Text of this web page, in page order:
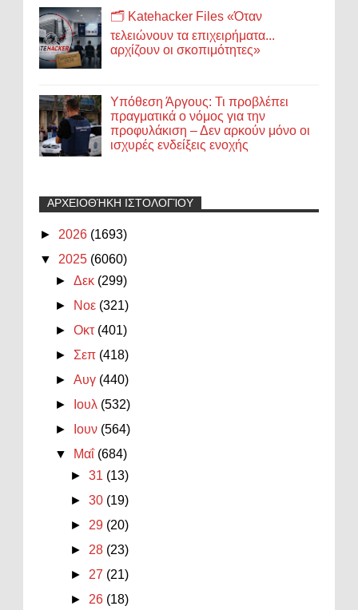
🗂️ Katehacker Files «Όταν
τελειώνουν τα επιχειρήματα...
αρχίζουν οι σκοπιμότητες»
Υπόθεση Άργους: Τι προβλέπει
πραγματικά ο νόμος για την
προφυλάκιση – Δεν αρκούν μόνο οι
ισχυρές ενδείξεις ενοχής
ΑΡΧΕΙΟΘΉΚΗ ΙΣΤΟΛΟΓΊΟΥ
► 2026 (1693)
▼ 2025 (6060)
►Δεκ (299)
►
Νοε (321)
►Οκτ (401)
► Σεπ (418)
►Αυγ (440)
►
Ιουλ (532)
►
Ιουν (564)
▼
Μαΐ (684)
►31 (13)
►30 (19)
► 29 (20)
► 28 (23)
► 27 (21)
► 26 (18)